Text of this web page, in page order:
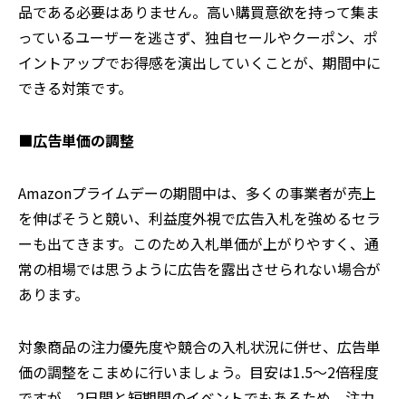
品である必要はありません。高い購買意欲を持って集ま
っているユーザーを逃さず、独自セールやクーポン、ポ
イントアップでお得感を演出していくことが、期間中に
できる対策です。
■広告単価の調整
Amazonプライムデーの期間中は、多くの事業者が売上
を伸ばそうと競い、利益度外視で広告入札を強めるセラ
ーも出てきます。このため入札単価が上がりやすく、通
常の相場では思うように広告を露出させられない場合が
あります。
対象商品の注力優先度や競合の入札状況に併せ、広告単
価の調整をこまめに行いましょう。目安は1.5～2倍程度